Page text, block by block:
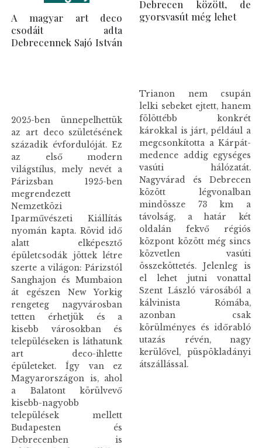
A magyar art deco
csodáit adta
Debrecennek Sajó István
2025-ben ünnepelhettük
az art deco születésének
századik évfordulóját. Ez
az első modern
világstílus, mely nevét a
Párizsban 1925-ben
megrendezett
Nemzetközi
Iparművészeti Kiállítás
nyomán kapta. Rövid idő
alatt elképesztő
épületcsodák jöttek létre
szerte a világon: Párizstól
Sanghajon és Mumbaion
át egészen New Yorkig
rengeteg nagyvárosban
tetten érhetjük és a
kisebb városokban és
településeken is láthatunk
art deco-ihlette
épületeket. Így van ez
Magyarországon is, ahol
a Balatont körülvevő
kisebb-nagyobb
települések mellett
Budapesten és
Debrecenben is
Debrecen között, de
gyorsvasút még lehet
Trianon nem csupán
lelki sebeket ejtett, hanem
fölöttébb konkrét
károkkal is járt, például a
megcsonkította a Kárpát-
medence addig egységes
vasúti hálózatát.
Nagyvárad és Debrecen
között légvonalban
mindössze 73 km a
távolság, a határ két
oldalán fekvő régiós
központ között még sincs
közvetlen vasúti
összeköttetés. Jelenleg is
el lehet jutni vonattal
Szent László városából a
kálvinista Rómába,
azonban csak
körülményes és időrabló
utazás révén, nagy
kerülővel, püspökladányi
átszállással.